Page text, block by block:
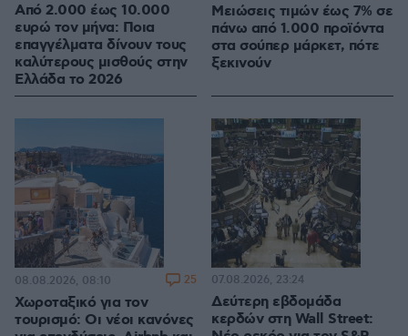
Από 2.000 έως 10.000
ευρώ τον μήνα: Ποια
επαγγέλματα δίνουν τους
καλύτερους μισθούς στην
Ελλάδα το 2026
Μειώσεις τιμών έως 7% σε
πάνω από 1.000 προϊόντα
στα σούπερ μάρκετ, πότε
ξεκινούν
Χωροταξικό για τον
τουρισμό: Οι νέοι κανόνες
08.08.2026, 08:10 25
Δεύτερη εβδομάδα
κερδών στη Wall Street:
07.08.2026, 23:24